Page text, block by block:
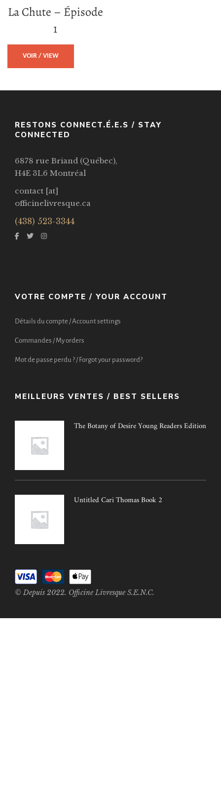
La Chute – Épisode
1
VOIR / VIEW
RESTONS CONNECT.É.E.S / STAY
CONNECTED
6878 rue Briand (Québec),
H4E 3L6 Montréal
contact [at]
officinelivresque.ca
(438) 523-3344
VOTRE COMPTE / YOUR ACCOUNT
Détails du compte / Account settings
Commandes / My orders
Mot de passe perdu ? / Forgot your password?
MEILLEURS VENTES / BEST SELLERS
The Botany of Desire Young Readers Edition
Untitled Cari Thomas Book 2
© Depuis 2022. Officine Livresque S.E.N.C.